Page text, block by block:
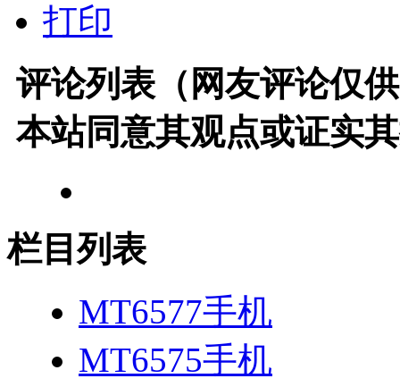
打印
评论列表（网友评论仅
本站同意其观点或证实
栏目列表
MT6577手机
MT6575手机